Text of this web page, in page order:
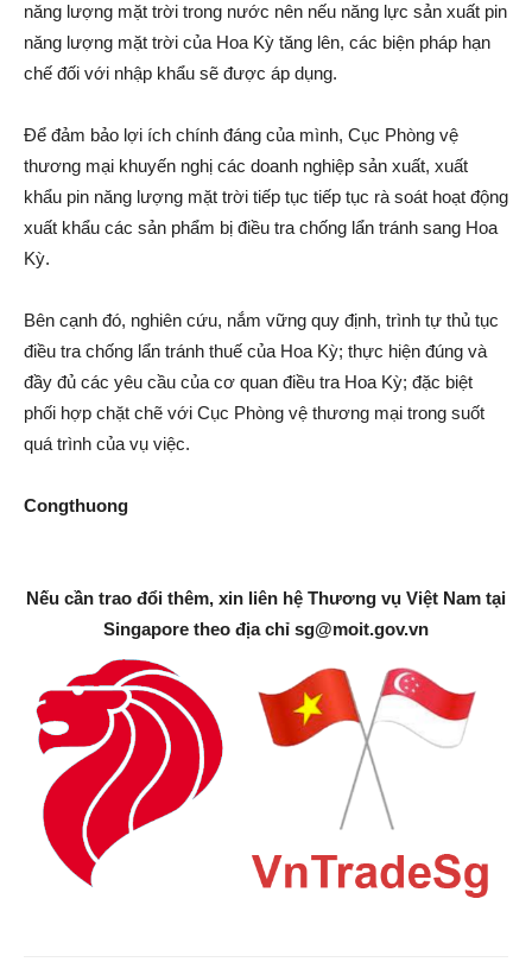
năng lượng mặt trời trong nước nên nếu năng lực sản xuất pin
năng lượng mặt trời của Hoa Kỳ tăng lên, các biện pháp hạn
chế đối với nhập khẩu sẽ được áp dụng.
Để đảm bảo lợi ích chính đáng của mình, Cục Phòng vệ
thương mại khuyến nghị các doanh nghiệp sản xuất, xuất
khẩu pin năng lượng mặt trời tiếp tục tiếp tục rà soát hoạt động
xuất khẩu các sản phẩm bị điều tra chống lẩn tránh sang Hoa
Kỳ.
Bên cạnh đó, nghiên cứu, nắm vững quy định, trình tự thủ tục
điều tra chống lẩn tránh thuế của Hoa Kỳ; thực hiện đúng và
đầy đủ các yêu cầu của cơ quan điều tra Hoa Kỳ; đặc biệt
phối hợp chặt chẽ với Cục Phòng vệ thương mại trong suốt
quá trình của vụ việc.
Congthuong
Nếu cần trao đổi thêm, xin liên hệ Thương vụ Việt Nam tại
Singapore theo địa chỉ sg@moit.gov.vn